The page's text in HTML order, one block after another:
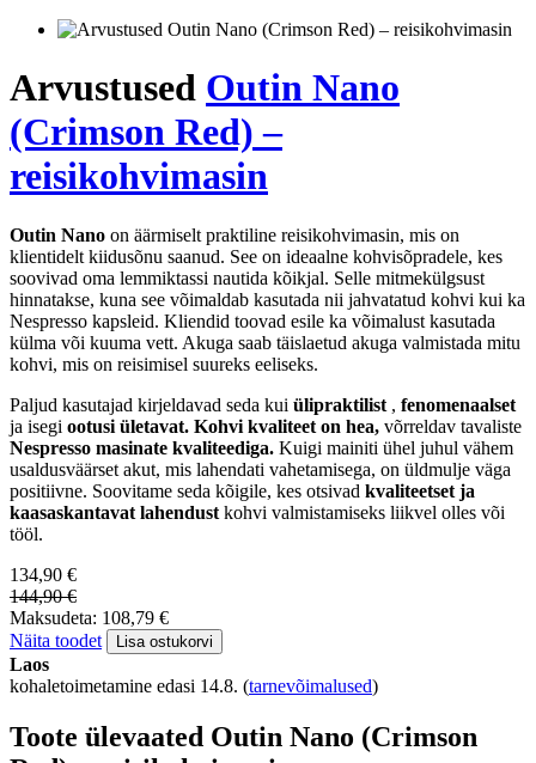
Arvustused Outin Nano
(Crimson Red) –
reisikohvimasin
Outin Nano on äärmiselt praktiline reisikohvimasin, mis on
klientidelt kiidusõnu saanud. See on ideaalne kohvisõpradele, kes
soovivad oma lemmiktassi nautida kõikjal. Selle mitmekülgsust
hinnatakse, kuna see võimaldab kasutada nii jahvatatud kohvi kui ka
Nespresso kapsleid. Kliendid toovad esile ka võimalust kasutada
külma või kuuma vett. Akuga saab täislaetud akuga valmistada mitu
kohvi, mis on reisimisel suureks eeliseks.
Paljud kasutajad kirjeldavad seda kui ülipraktilist , fenomenaalset
ja isegi ootusi ületavat. Kohvi kvaliteet on hea, võrreldav tavaliste
Nespresso masinate kvaliteediga. Kuigi mainiti ühel juhul vähem
usaldusväärset akut, mis lahendati vahetamisega, on üldmulje väga
positiivne. Soovitame seda kõigile, kes otsivad kvaliteetset ja
kaasaskantavat lahendust kohvi valmistamiseks liikvel olles või
tööl.
134,90 €
144,90 €
Maksudeta: 108,79 €
Näita toodet
Lisa ostukorvi
Laos
kohaletoimetamine edasi 14.8. (tarnevõimalused)
Toote ülevaated Outin Nano (Crimson